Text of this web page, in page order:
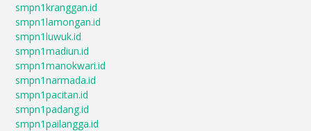
smpn1kranggan.id
smpn1lamongan.id
smpn1luwuk.id
smpn1madiun.id
smpn1manokwari.id
smpn1narmada.id
smpn1pacitan.id
smpn1padang.id
smpn1pailangga.id